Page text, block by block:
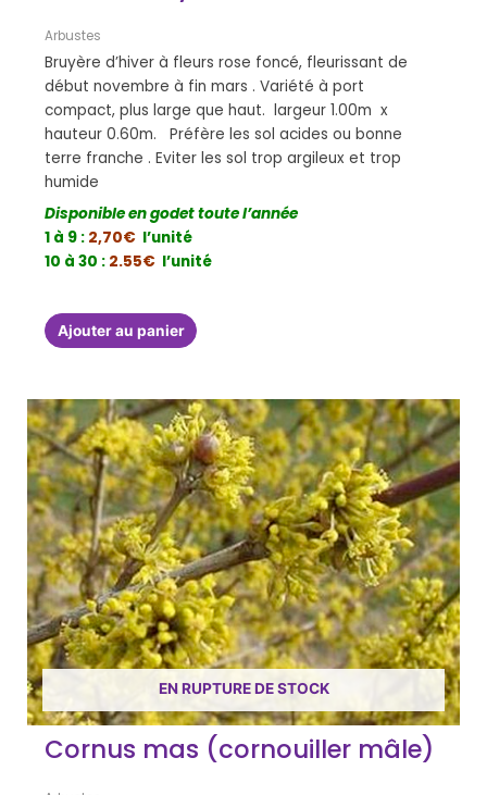
Arbustes
Bruyère d’hiver à fleurs rose foncé, fleurissant de
début novembre à fin mars . Variété à port
compact, plus large que haut. largeur 1.00m x
hauteur 0.60m. Préfère les sol acides ou bonne
terre franche . Eviter les sol trop argileux et trop
humide
Disponible en godet toute l’année
1 à 9 : 2,70€ l’unité
10 à 30 : 2.55€ l’unité
Ajouter au panier
EN RUPTURE DE STOCK
Cornus mas (cornouiller mâle)